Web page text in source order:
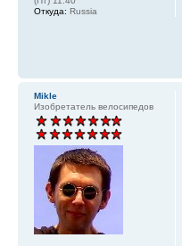
Откуда: Russia
Mikle
Изобретатель велосипедов